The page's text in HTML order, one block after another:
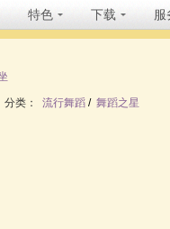
特色 下载 服
分类： 流行舞蹈 / 舞蹈之星